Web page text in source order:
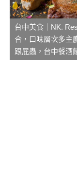
台中美食｜NK.
合，口味層次多主
跟屁蟲，台中餐酒